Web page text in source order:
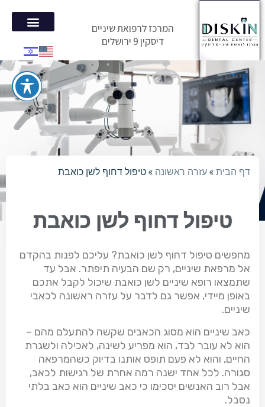
המרכז לרפואת שיניים
דיסקין 9 ירושלים
דף הבית»עזרה ראשונה »טיפול דחוף לשן כואבת
טיפול דחוף לשן כואבת
מחפשים טיפול דחוף לשן כואבת? עליכם לפנות בהקדם
אל מרפאת שיניים, רק שם הבעיה תיפתר. אבל עד
שתמצאו רופא שיניים לשן כואבת שיכול לקבל אתכם
באופן מיידי, אפשר גם לדבר על עזרה ראשונה לכאבי
שיניים.
כאב שיניים הוא מסוג הכאבים שקשה להתעלם מהם –
הוא לא עובר לבד, הוא מפריע לשינה, לאכילה ולשגרת
החיים, והוא לא פעם תופס אותנו בדיוק כשהמרפאה
סגורה. לכל אחד ישנה רמה אחרת של רגישות לכאב,
אבל רוב האנשים יסכימו כי כאב שיניים הוא כאב בלתי
נסבל.